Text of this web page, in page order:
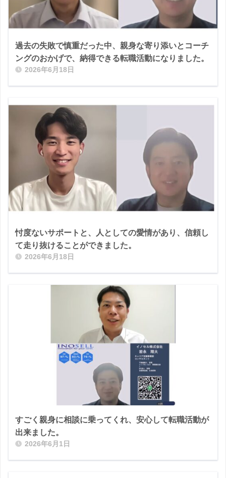
過去の失敗で慎重だった中、親身な寄り添いとコーチ
ングのおかげで、納得できる転職活動になりました。
2026年6月18日
忖度ないサポートと、人としての愛情があり、信頼し
て走り抜けることができました。
2026年6月18日
すごく親身に相談に乗ってくれ、安心して転職活動が
出来ました。
2026年6月1日